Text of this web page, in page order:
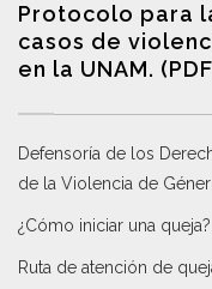
Protocolo para
casos de
en la UNAM.
Defensoría de los
de la Violencia de
¿Cómo iniciar una queja?
Ruta de atención de